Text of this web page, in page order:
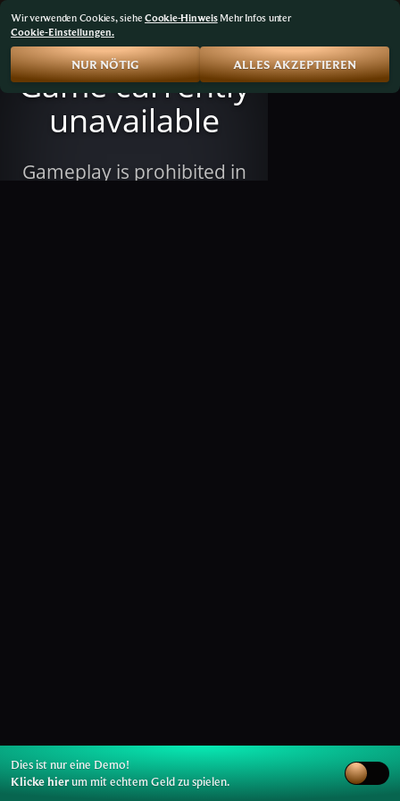
Dies ist nur eine Demo!
Klicke hierum mit echtem Geld zu spielen.
Wir verwenden Cookies, sieheCookie-HinweisMehr Infos unter
Cookie-Einstellungen.
NUR NÖTIG ALLES AKZEPTIEREN